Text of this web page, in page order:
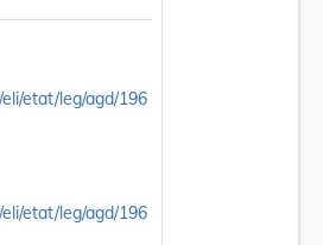
etat/leg/agd/196
etat/leg/agd/196